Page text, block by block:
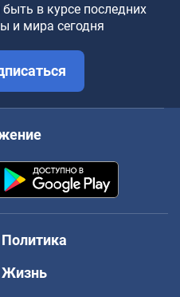
в курсе последних
и мира сегодня
Политика
Жизнь